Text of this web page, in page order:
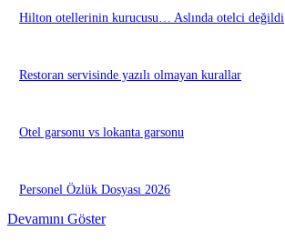
Hilton otellerinin kurucusu… Aslında otelci değildi
Restoran servisinde yazılı olmayan kurallar
Otel garsonu vs lokanta garsonu
Personel Özlük Dosyası 2026
Devamını Göster